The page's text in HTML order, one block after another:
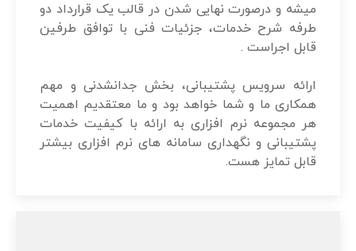
میشه و درصورت نهایی شدن در قالب یک قرارداد دو
طرفه شرح خدمات، جزئیات فنی با توافق طرفین
قابل اجراست .
ارائه سرویس پشتیبانی، بخش جدانشدنی و مهم
همکاری ما و شما خواهد بود و ما معتقدیم اهمیت
هر مجموعه نرم افزاری به ارائه با کیفیت خدمات
پشتیبانی و نگهداری سامانه های نرم افزاری بیشتر
قابل تمایز هست.